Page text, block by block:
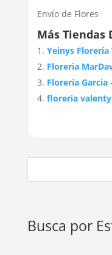
Envío de Flores
Más Tiendas
Yeinys
Floreria
Florería Garcia
floreria valenty
Busca por